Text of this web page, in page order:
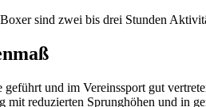
sind zwei bis drei Stunden
geführt und im Vereinssport gut
reduzierten Sprunghöhen und in